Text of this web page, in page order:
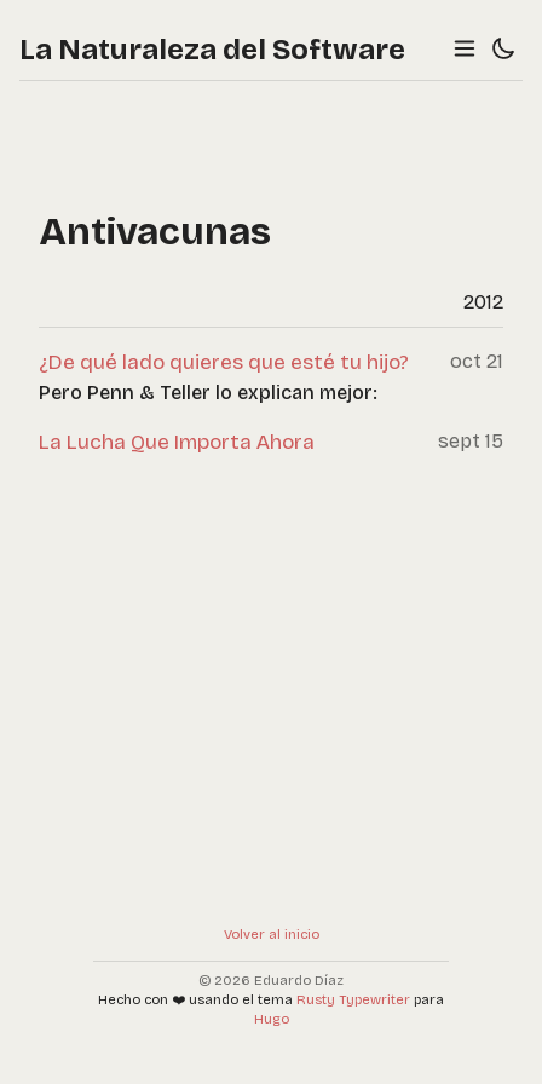
La Naturaleza del Software
Antivacunas
2012
¿De qué lado quieres que esté tu hijo?
oct 21
Pero Penn & Teller lo explican mejor:
La Lucha Que Importa Ahora sept 15
Volver al inicio
© 2026 Eduardo Díaz
Hecho con ❤️ usando el tema Rusty Typewriter para
Hugo